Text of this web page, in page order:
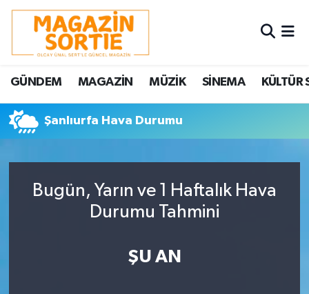
GÜNDEM MAGAZİN MÜZİK SİNEMA KÜLTÜR
Şanlıurfa Hava Durumu
Bugün, Yarın ve 1 Haftalık Hava
Durumu Tahmini
ŞU AN
Nöbetçi Eczaneler
Hava Durumu
Trafik Durumu
Tüm Manşetler